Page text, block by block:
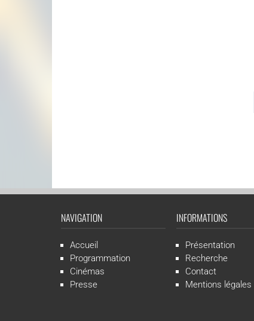
NAVIGATION
Accueil
Programmation
Cinémas
Presse
INFORMATIONS
Présentation
Recherche
Contact
Mentions légales